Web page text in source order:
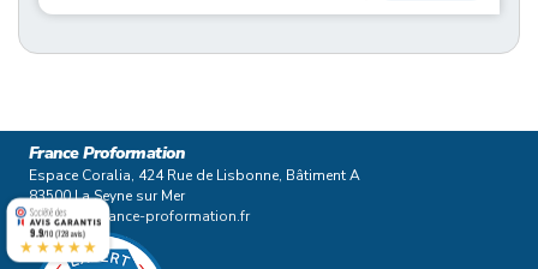
France Proformation
Espace Coralia, 424 Rue de Lisbonne, Bâtiment A
83500 La Seyne sur Mer
contact@france-proformation.fr
9.9/10 (728 avis)
★★★★★